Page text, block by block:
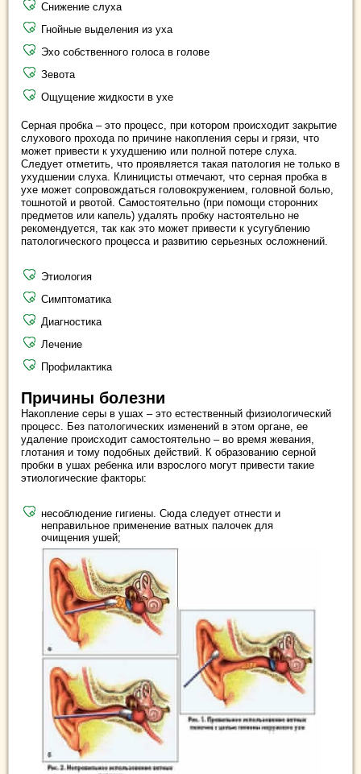
Снижение слуха
Гнойные выделения из уха
Эхо собственного голоса в голове
Зевота
Ощущение жидкости в ухе
Серная пробка – это процесс, при котором происходит закрытие
слухового прохода по причине накопления серы и грязи, что
может привести к ухудшению или полной потере слуха.
Следует отметить, что проявляется такая патология не только в
ухудшении слуха. Клиницисты отмечают, что серная пробка в
ухе может сопровождаться головокружением, головной болью,
тошнотой и рвотой. Самостоятельно (при помощи сторонних
предметов или капель) удалять пробку настоятельно не
рекомендуется, так как это может привести к усугублению
патологического процесса и развитию серьезных осложнений.
Этиология
Симптоматика
Диагностика
Лечение
Профилактика
Причины болезни
Накопление серы в ушах – это естественный физиологический
процесс. Без патологических изменений в этом органе, ее
удаление происходит самостоятельно – во время жевания,
глотания и тому подобных действий. К образованию серной
пробки в ушах ребенка или взрослого могут привести такие
этиологические факторы:
несоблюдение гигиены. Сюда следует отнести и
неправильное применение ватных палочек для
очищения ушей;